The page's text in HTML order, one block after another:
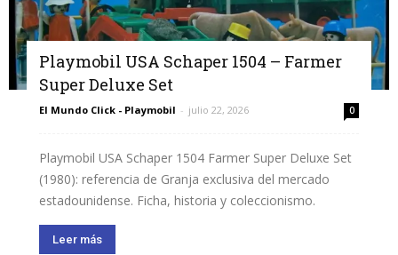
Playmobil USA Schaper 1504 – Farmer
Super Deluxe Set
El Mundo Click - Playmobil - julio 22, 2026 0
Playmobil USA Schaper 1504 Farmer Super Deluxe Set
(1980): referencia de Granja exclusiva del mercado
estadounidense. Ficha, historia y coleccionismo.
Leer más